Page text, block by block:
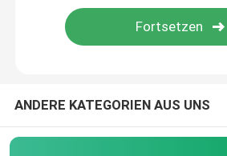
Bagger Anhang
ANDERE KATEGORIEN AUS UNS